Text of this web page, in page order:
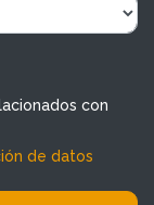
con
de datos